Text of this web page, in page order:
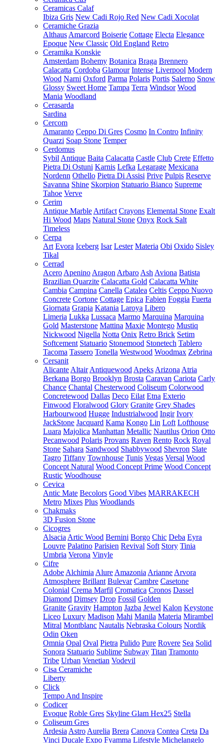
Ceramicas Calaf
Ibiza Gris New Cadi Rojo Red New Cadi Xocolat
Ceramiche Grazia
Althaus Amarcord Boiserie Cottage Electa Elegance
Epoque New Classic Old England Retro
Ceramika Konskie
Amsterdam Bohemy Botanica Braga Brennero
Calacatta Cordoba Glamour Intense Liverpool Modern
Wood Narni Oxford Parma Polaris Portis Salerno Snow
Glossy Sweet Home Tampa Terra Windsor Wood
Mania Woodland
Cerasarda
Sardina
Cercom
Amaranto Ceppo Di Gres Cosmo In Contro Infinity
Quarzi Soap Stone Temper
Cerdomus
Sybil Antique Baita Calacatta Castle Club Crete Effetto
Pietra Di Ostuni Karnis Lefka Legarage Mexicana
Nordenn Othello Pietra Di Assisi Prive Pulpis Reserve
Savanna Shine Skorpion Statuario Bianco Supreme
Tahoe Verve
Cerim
Antique Marble Artifact Crayons Elemental Stone Exalt
Hi Wood Maps Natural Stone Onyx Rock Salt
Timeless
Cerpa
Art Evora Iceberg Isar Lester Materia Obi Oxido Sisley
Tikal
Cerrad
Acero Apenino Aragon Arbaro Ash Aviona Batista
Brazilian Quarzite Calacatta Gold Calacatta White
Cambia Campina Canella Catalea Celtis Ceppo Nuovo
Concrete Cortone Cottage Epica Fabien Foggia Fuerta
Giornata Grapia Katania Laroya Libero
Limeria Lukka Lussaca Marmo Marquina Marquina
Gold Masterstone Mattina Maxie Montego Mustiq
Nickwood Nigella Notta Onix Retro Brick Setim
Softcement Statuario Stonemood Stonetech Tablero
Tacoma Tassero Tonella Westwood Woodmax Zebrina
Cersanit
Alicante Altair Antiquewood Apeks Arizona Atria
Berkana Borgo Brooklyn Brosta Caravan Cariota Carly
Chance Chantal Chesterwood Coliseum Colorwood
Concretewood Dallas Deco Eilat Etna Exterio
Finwood Floralwood Glory Granite Grey Shades
Harbourwood Hugge Industrialwood Ingir Ivory
JackStone Jacquard Kama Kongo Lin Loft Lofthouse
Luara Majolica Manhattan Metallic Nautilus Orion Otto
Pecanwood Polaris Provans Raven Rento Rock Royal
Stone Sahara Sandwood Shabbywood Shevron Slate
Tagro Tiffany Townhouse Tunis Vegas Versal Wood
Concept Natural Wood Concept Prime Wood Concept
Rustic Woodhouse
Cevica
Antic Mate Becolors Good Vibes MARRAKECH
Metro Mixes Plus Woodlands
Chakmaks
3D Fusion Stone
Cicogres
Alsacia Artic Wood Bernini Borgo Chic Deba Eyra
Louvre Palatino Parisien Revival Soft Story Tinia
Umbria Verona Vinyle
Cifre
Adobe Alchimia Alure Amazonia Arianne Arvora
Atmosphere Brillant Bulevar Cambre Casetone
Colonial Crema Marfil Cromatica Cronos Dassel
Diamond Dimsey Drop Fossil Golden
Granite Gravity Hampton Jazba Jewel Kalon Keystone
Liceo Luxury Madison Mahi Manila Materia Mirambel
Mitral Montblanc Nautalis Nebraska Colours Nordik
Odin Oken
Omnia Opal Oval Pietra Pulido Pure Rovere Sea Solid
Sonora Statuario Sublime Subway Titan Tramonto
Tribe Urban Venetian Vodevil
Cisa Ceramiche
Liberty
Click
Tempo And Inspire
Codicer
Evoque Roble Gres Skyline Glam Hex25 Stella
Coliseum Gres
Ardesia Astro Aurelia Brera Canova Contea Creta Da
Vinci Ducale Expo Fyamma Lifestyle Michelangelo